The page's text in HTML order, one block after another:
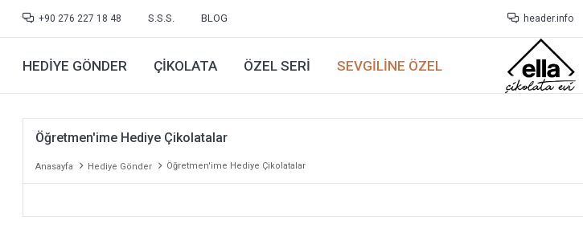
+90 276 227 18 48 S.S.S. BLOG header.info
HEDIYE GÖNDER ÇIKOLATA ÖZEL SERI SEVGILINE ÖZEL
Öğretmen'ime Hediye Çikolatalar
Anasayfa Hediye Gönder Öğretmen'ime Hediye Çikolatalar